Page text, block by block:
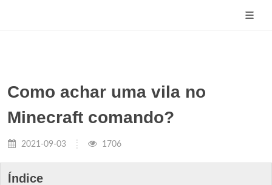
Como achar uma vila no
Minecraft comando?
2021-09-03 1706
Índice